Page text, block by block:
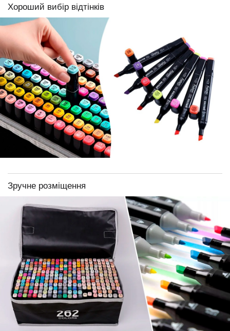
Хороший вибір відтінків
Зручне розміщення